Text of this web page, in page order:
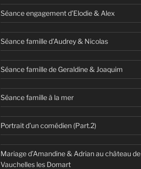
Séance engagement d’Elodie & Alex
Séance famille d’Audrey & Nicolas
Séance famille de Geraldine & Joaquim
Séance famille à la mer
Portrait d’un comédien (Part.2)
Mariage d’Amandine & Adrian au château de
Vauchelles les Domart